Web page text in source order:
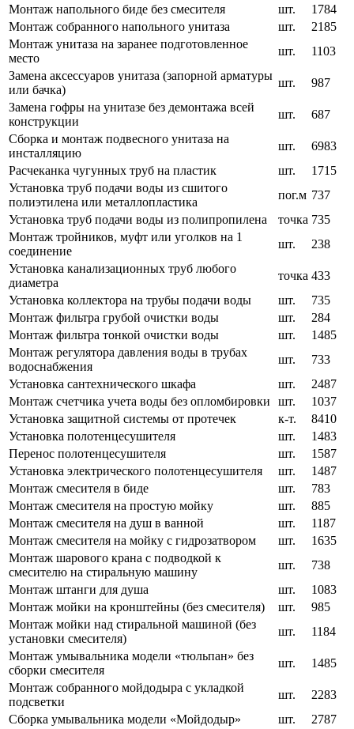
Монтаж напольного биде без смесителя
шт.
1784
Монтаж собранного напольного унитаза
шт.
2185
Монтаж унитаза на заранее подготовленное
место
шт.
1103
Замена аксессуаров унитаза (запорной арматуры
или бачка)
шт.
987
Замена гофры на унитазе без демонтажа всей
конструкции
шт.
687
Сборка и монтаж подвесного унитаза на
инсталляцию
шт.
6983
Расчеканка чугунных труб на пластик
шт.
1715
Установка труб подачи воды из сшитого
полиэтилена или металлопластика
пог.м 737
Установка труб подачи воды из полипропилена
точка 735
Монтаж тройников, муфт или уголков на 1
соединение
шт.
238
Установка канализационных труб любого
диаметра
точка 433
Установка коллектора на трубы подачи воды
шт.
735
Монтаж фильтра грубой очистки воды
шт.
284
Монтаж фильтра тонкой очистки воды
шт.
1485
Монтаж регулятора давления воды в трубах
водоснабжения
шт.
733
Установка сантехнического шкафа
шт.
2487
Монтаж счетчика учета воды без опломбировки
шт.
1037
Установка защитной системы от протечек
к-т.
8410
Установка полотенцесушителя
шт.
1483
Перенос полотенцесушителя
шт.
1587
Установка электрического полотенцесушителя
шт.
1487
Монтаж смесителя в биде
шт.
783
Монтаж смесителя на простую мойку
шт.
885
Монтаж смесителя на душ в ванной
шт.
1187
Монтаж смесителя на мойку с гидрозатвором
шт.
1635
Монтаж шарового крана с подводкой к
смесителю на стиральную машину
шт.
738
Монтаж штанги для душа
шт.
1083
Монтаж мойки на кронштейны (без смесителя)
шт.
985
Монтаж мойки над стиральной машиной (без
установки смесителя)
шт.
1184
Монтаж умывальника модели «тюльпан» без
сборки смесителя
шт.
1485
Монтаж собранного мойдодыра с укладкой
подсветки
шт.
2283
Сборка умывальника модели «Мойдодыр»
шт.
2787